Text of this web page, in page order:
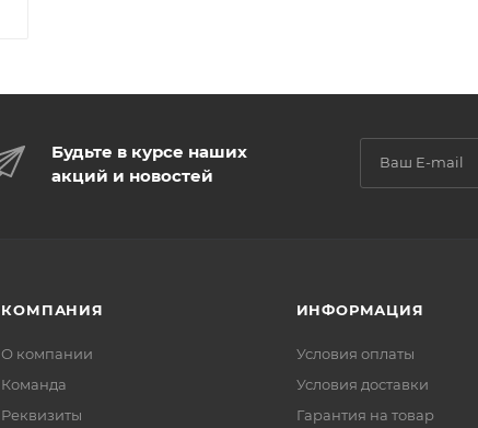
Будьте в курсе наших
акций и новостей
КОМПАНИЯ
О компании
Команда
Реквизиты
ИНФОРМАЦИЯ
Условия оплаты
Условия доставки
Гарантия на товар